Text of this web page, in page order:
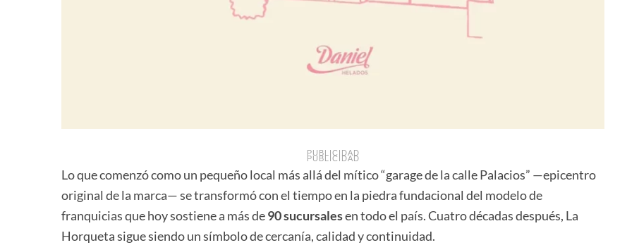
PUBLICIDAD
PUBLICIDAD
Lo que comenzó como un pequeño local más allá del mítico “garage de la calle Palacios” —epicentro
original de la marca— se transformó con el tiempo en la piedra fundacional del modelo de
franquicias que hoy sostiene a más de90 sucursalesen todo el país. Cuatro décadas después, La
Horqueta sigue siendo un símbolo de cercanía, calidad y continuidad.